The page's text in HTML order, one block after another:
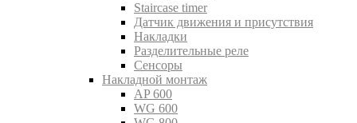
Staircase timer
Датчик движения и присутствия
Накладки
Разделительные реле
Сенсоры
Накладной монтаж
AP 600
WG 600